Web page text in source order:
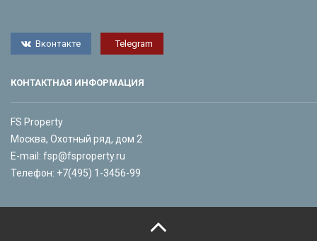
Вконтакте Telegram
КОНТАКТНАЯ ИНФОРМАЦИЯ
FS Property
Москва, Охотный ряд, дом 2
E-mail: fsp@fsproperty.ru
Телефон: +7(495) 1-3456-99